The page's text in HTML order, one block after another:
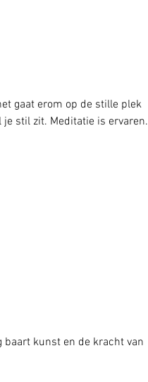
gaat erom op de stille plek
je stil zit. Meditatie is ervaren.
baart kunst en de kracht van